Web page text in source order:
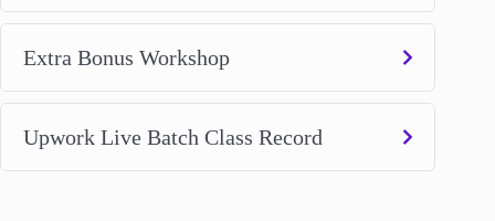
Extra Bonus Workshop
Upwork Live Batch Class Record